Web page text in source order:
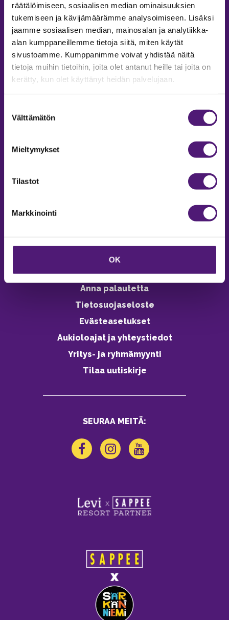
räätälöimiseen, sosiaalisen median ominaisuuksien
tukemiseen ja kävijämäärämme analysoimiseen. Lisäksi
jaamme sosiaalisen median, mainosalan ja analytiikka-
alan kumppaneillemme tietoja siitä, miten käytät
sivustoamme. Kumppanimme voivat yhdistää näitä
tietoja muihin tietoihin, joita olet antanut heille tai joita on
kerätty, kun olet käyttänyt heidän palvelujaan.
valinta
Välttämätön
Mieltymykset
Tilastot
Markkinointi
OK
MAJOITUS
Tiedustelut & Varaukset
Vastuullisuus
Ympäristöohjelma
Avoimet työpaikat
Anna palautetta
Tietosuojaseloste
Evästeasetukset
Aukioloajat ja yhteystiedot
Yritys- ja ryhmämyynti
Tilaa uutiskirje
SEURAA MEITÄ: